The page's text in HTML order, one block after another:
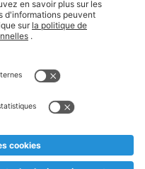
légales
et jusqu'à
nous serions
Recupel et TVA incl.
masculine a été adoptée